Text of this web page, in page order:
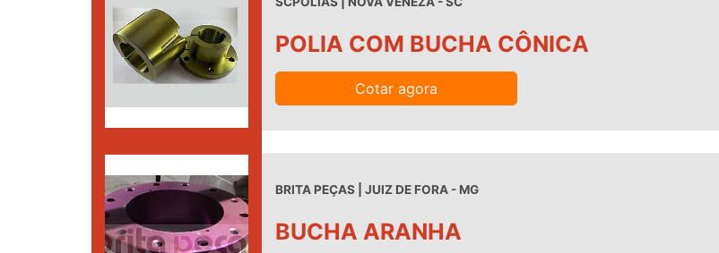
POLIA COM BUCHA CÔNICA
Cotar agora
BRITA PEÇAS | JUIZ DE FORA - MG
BUCHA ARANHA